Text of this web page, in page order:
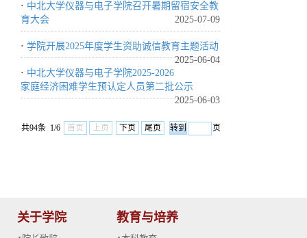
· 中北大学仪器与电子学院召开暑期留宿安全教
育大会
2025-07-09
· 学院开展2025年度学生资助诚信教育主题活动
2025-06-04
· 中北大学仪器与电子学院2025-2026
家庭经济困难学生预认定人员第二批公示
2025-06-03
共94条 1/6 首页 上页 下页 尾页 页
关于学院 教育与培养